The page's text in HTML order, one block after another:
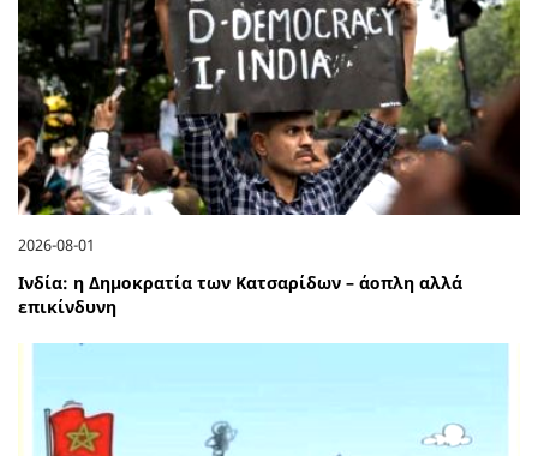
2026-08-01
Ινδία: η Δημοκρατία των Κατσαρίδων – άοπλη αλλά
επικίνδυνη